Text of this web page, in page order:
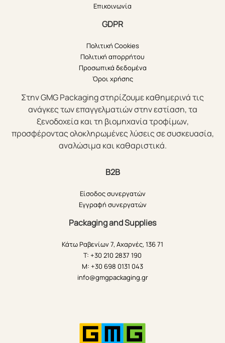
Επικοινωνία
GDPR
Πολιτική Cookies
Πολιτική απορρήτου
Προσωπικά δεδομένα
Όροι χρήσης
Στην GMG Packaging στηρίζουμε καθημερινά τις
ανάγκες των επαγγελματιών στην εστίαση, τα
ξενοδοχεία και τη βιομηχανία τροφίμων,
προσφέροντας ολοκληρωμένες λύσεις σε συσκευασία,
αναλώσιμα και καθαριστικά.
B2B
Είσοδος συνεργατών
Εγγραφή συνεργατών
Packaging and Supplies
Κάτω Ραβενίων 7, Αχαρνές, 136 71
T: +30 210 2837 190
M: +30 698 0131 043
info@gmgpackaging.gr